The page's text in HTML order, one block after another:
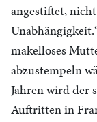
angestiftet,
makelloses
abzustempeln
Jahren wird der
Auftritten in